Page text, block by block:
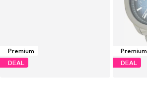
Premium
DEAL
Premium
DEAL